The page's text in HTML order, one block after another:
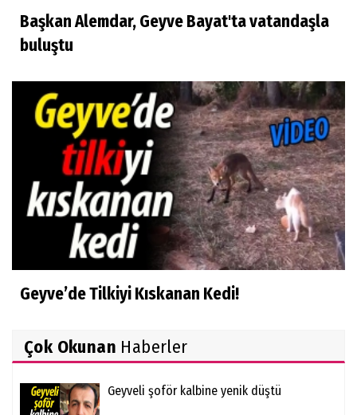
Başkan Alemdar, Geyve Bayat'ta vatandaşla
buluştu
Geyve’de Tilkiyi Kıskanan Kedi!
Çok Okunan Haberler
Geyveli şoför kalbine yenik düştü